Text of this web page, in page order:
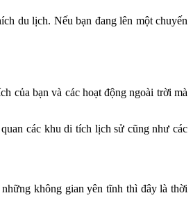
du lịch. Nếu bạn đang lên một chuyến
của bạn và các hoạt động ngoài trời mà
các khu di tích lịch sử cũng như các
không gian yên tĩnh thì đây là thời